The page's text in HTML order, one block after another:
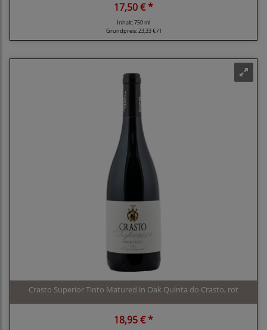
17,50 € *
Inhalt: 750 ml
Grundpreis:23,33 € / l
Crasto Superior Tinto Matured in Oak Quinta do Crasto, rot
18,95 € *